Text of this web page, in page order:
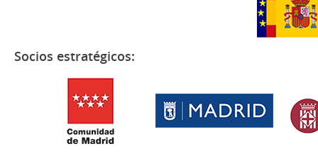
Socios estratégicos: